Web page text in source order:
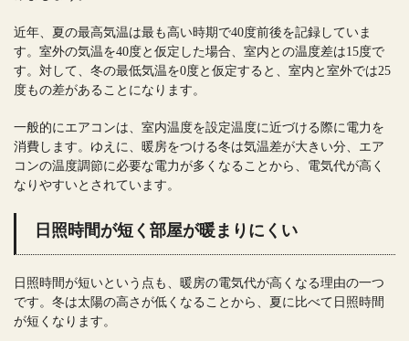
近年、夏の最高気温は最も高い時期で40度前後を記録していま
す。室外の気温を40度と仮定した場合、室内との温度差は15度で
す。対して、冬の最低気温を0度と仮定すると、室内と室外では25
度もの差があることになります。
一般的にエアコンは、室内温度を設定温度に近づける際に電力を
消費します。ゆえに、暖房をつける冬は気温差が大きい分、エア
コンの温度調節に必要な電力が多くなることから、電気代が高く
なりやすいとされています。
日照時間が短く部屋が暖まりにくい
日照時間が短いという点も、暖房の電気代が高くなる理由の一つ
です。冬は太陽の高さが低くなることから、夏に比べて日照時間
が短くなります。